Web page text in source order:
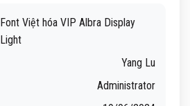
Font Việt hóa VIP Albra Display
Light
Yang Lu
Administrator